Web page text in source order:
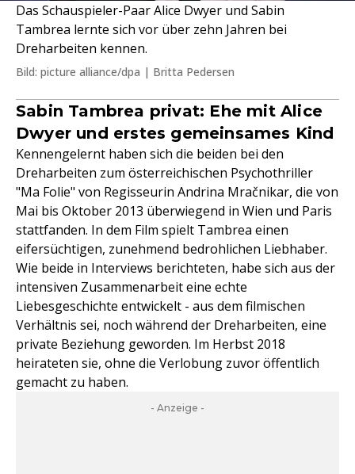
Das Schauspieler-Paar Alice Dwyer und Sabin
Tambrea lernte sich vor über zehn Jahren bei
Dreharbeiten kennen.
Bild: picture alliance/dpa | Britta Pedersen
Sabin Tambrea privat: Ehe mit Alice
Dwyer und erstes gemeinsames Kind
Kennengelernt haben sich die beiden bei den
Dreharbeiten zum österreichischen Psychothriller
"Ma Folie" von Regisseurin Andrina Mračnikar, die von
Mai bis Oktober 2013 überwiegend in Wien und Paris
stattfanden. In dem Film spielt Tambrea einen
eifersüchtigen, zunehmend bedrohlichen Liebhaber.
Wie beide in Interviews berichteten, habe sich aus der
intensiven Zusammenarbeit eine echte
Liebesgeschichte entwickelt - aus dem filmischen
Verhältnis sei, noch während der Dreharbeiten, eine
private Beziehung geworden. Im Herbst 2018
heirateten sie, ohne die Verlobung zuvor öffentlich
gemacht zu haben.
- Anzeige -